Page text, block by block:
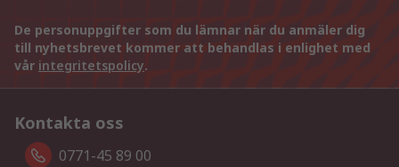
De personuppgifter som du lämnar när du anmäler dig
till nyhetsbrevet kommer att behandlas i enlighet med
vår integritetspolicy.
Kontakta oss
0771-45 89 00